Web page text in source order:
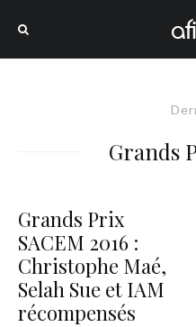
Grands
Grands Prix
SACEM 2016 :
Christophe Maé,
Selah Sue et IAM
récompensés